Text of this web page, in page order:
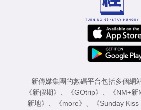
新傳媒集團的數碼平台包括多個網
《新假期》 、 《GOtrip》 、 《NM+新
新地》 、 《more》 、 《Sunday Kiss